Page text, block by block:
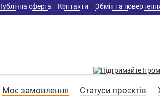
оферта Контакти Обмін та
Моє замовлення Статуси проєктів